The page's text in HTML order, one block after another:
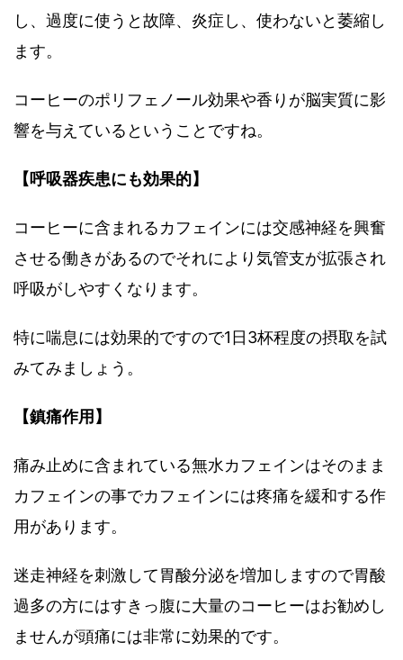
し、過度に使うと故障、炎症し、使わないと萎縮し
ます。
コーヒーのポリフェノール効果や香りが脳実質に影
響を与えているということですね。
【呼吸器疾患にも効果的】
コーヒーに含まれるカフェインには交感神経を興奮
させる働きがあるのでそれにより気管支が拡張され
呼吸がしやすくなります。
特に喘息には効果的ですので1日3杯程度の摂取を試
みてみましょう。
【鎮痛作用】
痛み止めに含まれている無水カフェインはそのまま
カフェインの事でカフェインには疼痛を緩和する作
用があります。
迷走神経を刺激して胃酸分泌を増加しますので胃酸
過多の方にはすきっ腹に大量のコーヒーはお勧めし
ませんが頭痛には非常に効果的です。